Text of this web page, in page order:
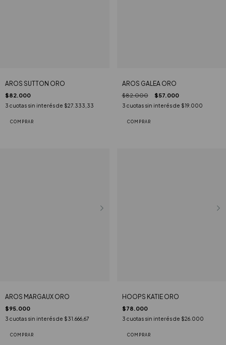
AROS SUTTON ORO
$82.000
3 cuotas sin interés de $27.333,33
AROS GALEA ORO
$82.000 $57.000
3 cuotas sin interés de $19.000
AROS MARGAUX ORO
$95.000
3 cuotas sin interés de $31.666,67
HOOPS KATIE ORO
$78.000
3 cuotas sin interés de $26.000